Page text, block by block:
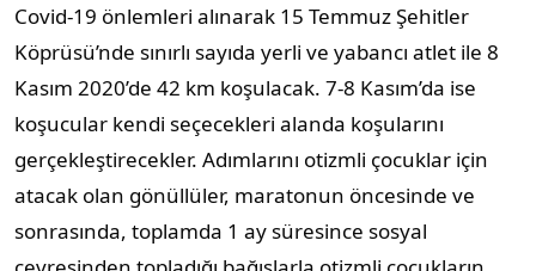
Covid-19 önlemleri alınarak 15 Temmuz Şehitler
Köprüsü’nde sınırlı sayıda yerli ve yabancı atlet ile 8
Kasım 2020’de 42 km koşulacak. 7-8 Kasım’da ise
koşucular kendi seçecekleri alanda koşularını
gerçekleştirecekler. Adımlarını otizmli çocuklar için
atacak olan gönüllüler, maratonun öncesinde ve
sonrasında, toplamda 1 ay süresince sosyal